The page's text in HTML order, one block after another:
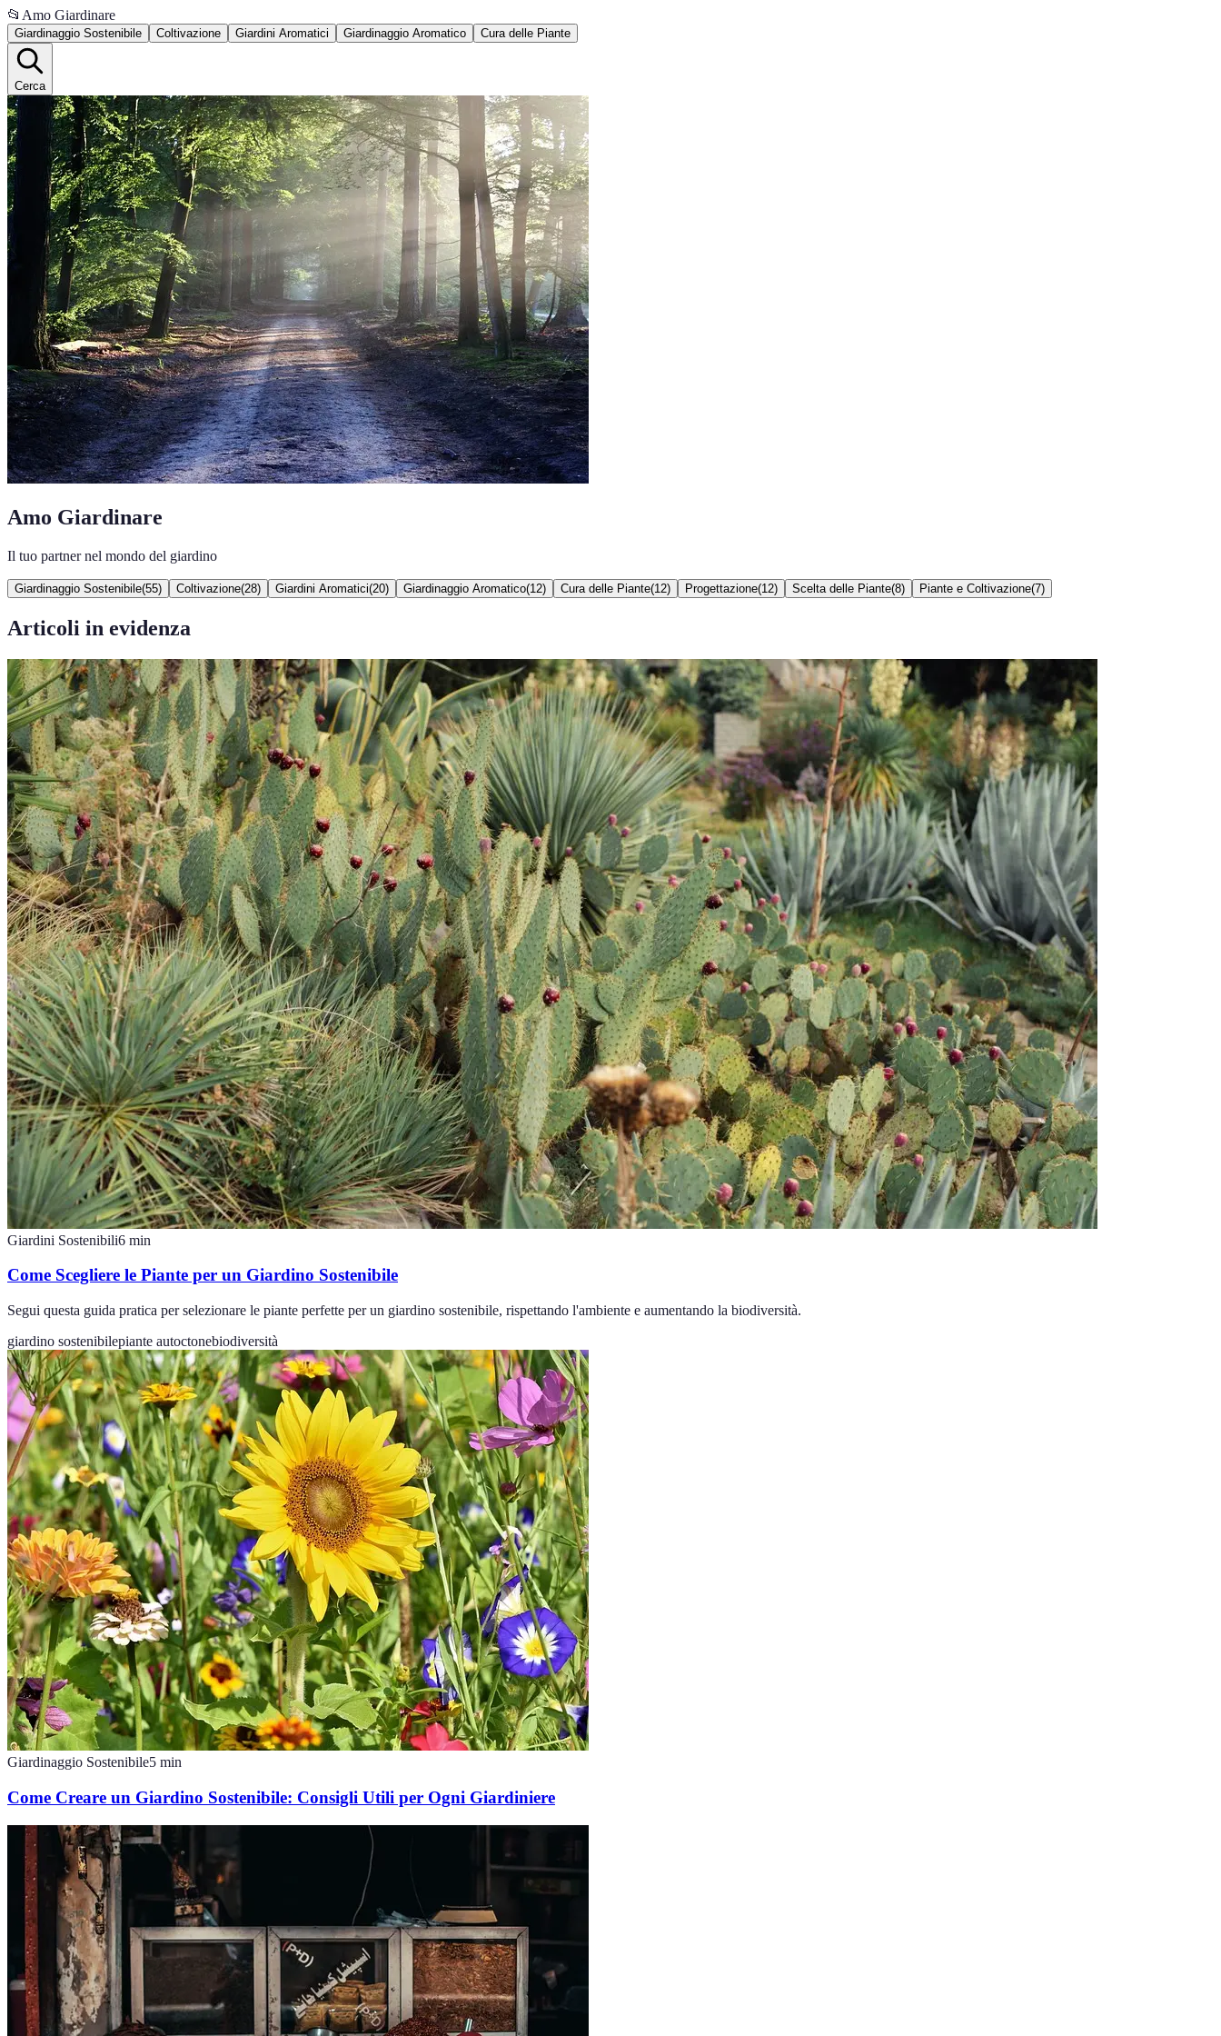
📂 Amo Giardinare
Giardinaggio Sostenibile Coltivazione Giardini Aromatici Giardinaggio Aromatico Cura delle Piante
Cerca
Amo Giardinare
Il tuo partner nel mondo del giardino
Giardinaggio Sostenibile(55) Coltivazione(28) Giardini Aromatici(20) Giardinaggio Aromatico(12) Cura delle Piante(12) Progettazione(12) Scelta delle Piante(8) Piante e Coltivazione(7)
Articoli in evidenza
Giardini Sostenibili6 min
Come Scegliere le Piante per un Giardino Sostenibile
Segui questa guida pratica per selezionare le piante perfette per un giardino sostenibile, rispettando l'ambiente e aumentando la biodiversità.
giardino sostenibilepiante autoctonebiodiversità
Giardinaggio Sostenibile5 min
Come Creare un Giardino Sostenibile: Consigli Utili per Ogni Giardiniere